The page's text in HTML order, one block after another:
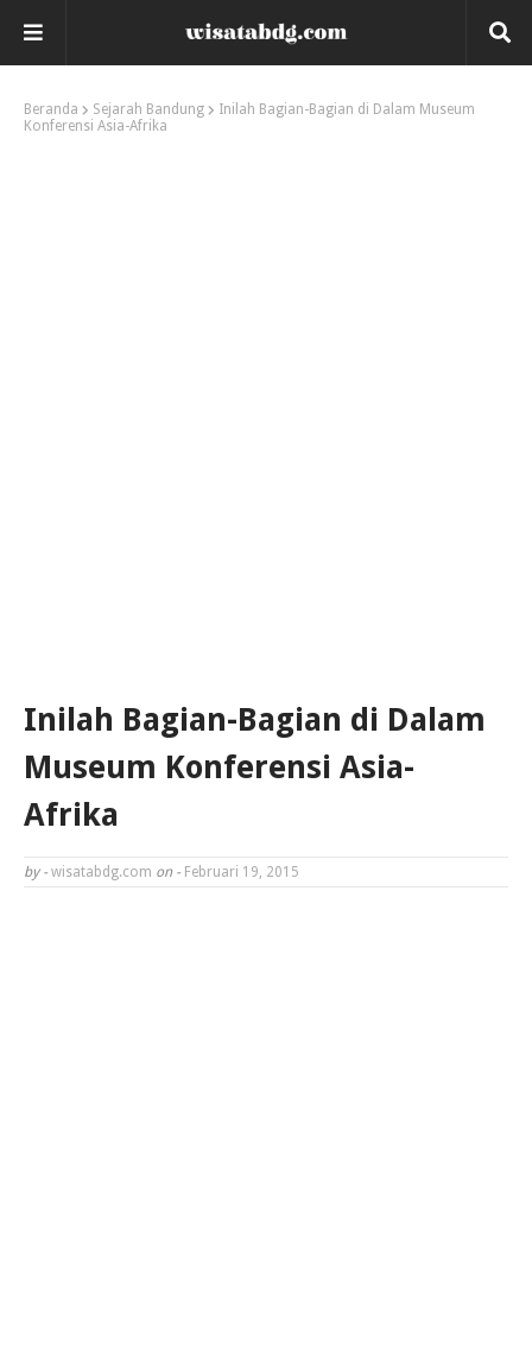
Beranda Sejarah Bandung
Inilah Bagian-Bagian di Dalam Museum
Konferensi Asia-Afrika
Inilah Bagian-Bagian di Dalam
Museum Konferensi Asia-
Afrika
by - wisatabdg.com on - Februari 19, 2015